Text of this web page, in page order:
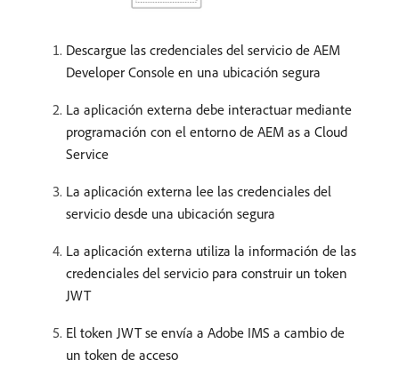
Descargue las credenciales del servicio de AEM
Developer Console en una ubicación segura
La aplicación externa debe interactuar mediante
programación con el entorno de AEM as a Cloud
Service
La aplicación externa lee las credenciales del
servicio desde una ubicación segura
La aplicación externa utiliza la información de las
credenciales del servicio para construir un token
JWT
El token JWT se envía a Adobe IMS a cambio de
un token de acceso